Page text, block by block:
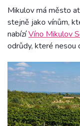
Mikulov má město
stejně jako vínům,
nabízíVíno Mikulov
odrůdy, které nesou